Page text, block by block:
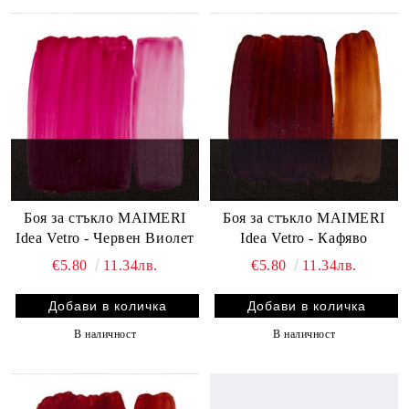
Боя за стъкло MAIMERI
Idea Vetro - Червен Виолет
€5.80
11.34лв.
В наличност
Боя за стъкло MAIMERI
Idea Vetro - Кафяво
€5.80
11.34лв.
В наличност